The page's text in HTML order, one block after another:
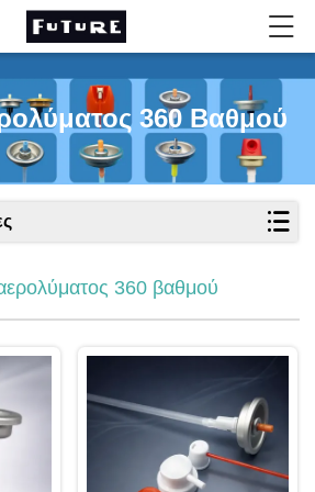
360 Βαθμού
360 βαθμού